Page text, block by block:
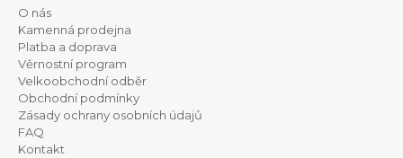
O nás
Kamenná prodejna
Platba a doprava
Věrnostní program
Velkoobchodní odběr
Obchodní podmínky
Zásady ochrany osobních údajů
FAQ
Kontakt